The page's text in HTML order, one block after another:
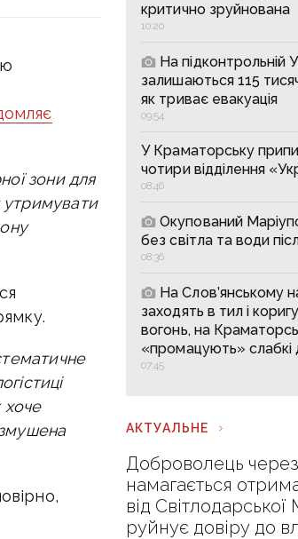
зони для
утримувати
хоче
критично зруйнована
10:20
На підконтрольній
залишаються 115
як триває евакуація
09:54
У Краматорську
чотири відділення
08:46
Окупований
без світла та води
08:36
На Слов’янському
заходять в тил і
вогонь, на
«промацують» слабкі
07:45
АКТУАЛЬНЕ
Доброволець
намагається
від
руйнує довіру до